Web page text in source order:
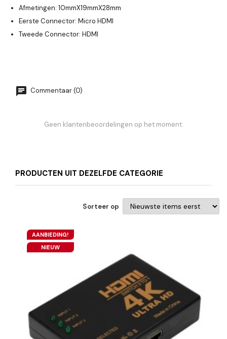
Afmetingen: 10mmX19mmX28mm
Eerste Connector: Micro HDMI
Tweede Connector: HDMI
Commentaar (0)
Geen klantenbeoordelingen op het moment.
PRODUCTEN UIT DEZELFDE CATEGORIE
Sorteer op
AANBIEDING!
NIEUW